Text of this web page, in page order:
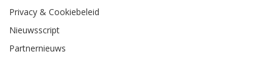
Privacy & Cookiebeleid
Nieuwsscript
Partnernieuws